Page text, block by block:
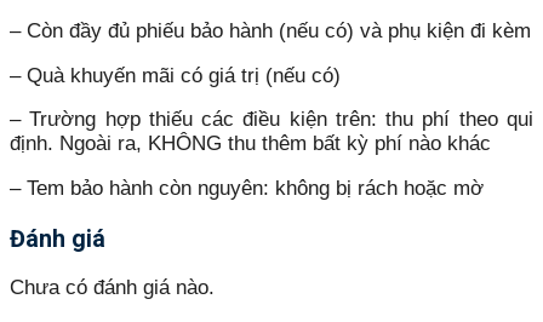
– Còn đầy đủ phiếu bảo hành (nếu có) và phụ kiện đi kèm
– Quà khuyến mãi có giá trị (nếu có)
– Trường hợp thiếu các điều kiện trên: thu phí theo qui
định. Ngoài ra, KHÔNG thu thêm bất kỳ phí nào khác
– Tem bảo hành còn nguyên: không bị rách hoặc mờ
Đánh giá
Chưa có đánh giá nào.